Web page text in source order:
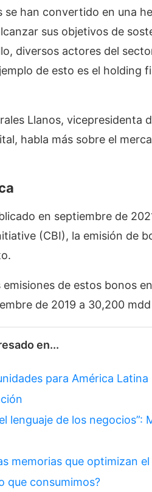
han convertido en una
sus objetivos de
diversos actores del
de esto es el holding
Llanos, vicepresidenta
habla más sobre el
en septiembre de
(CBI), la emisión de
de estos bonos
de 2019 a 30,200
en...
para América Latina
lenguaje de los negocios”:
memorias que optimizan
que consumimos?